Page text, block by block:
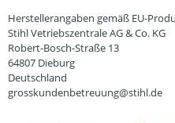
Herstellerangaben gemäß EU-
Stihl Vetriebszentrale AG & Co. KG
Robert-Bosch-Straße 13
64807 Dieburg
Deutschland
grosskundenbetreuung@stihl.de